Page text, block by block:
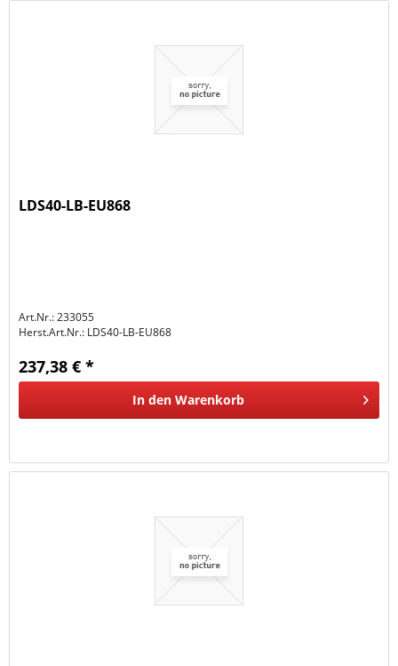
LDS40-LB-EU868
Art.Nr.: 233055
Herst.Art.Nr.: LDS40-LB-EU868
237,38 € *
In den Warenkorb